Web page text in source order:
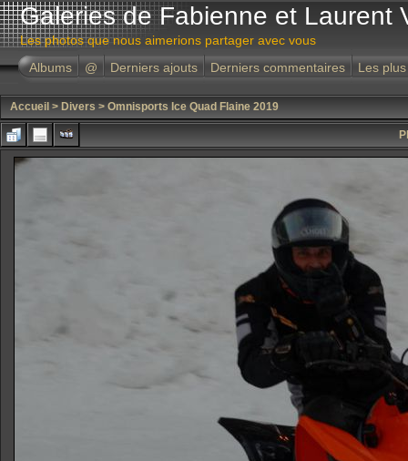
Galeries de Fabienne et Laurent
Les photos que nous aimerions partager avec vous
Albums
@ Derniers ajouts Derniers commentaires Les
Accueil > Divers > Omnisports Ice Quad Flaine 2019